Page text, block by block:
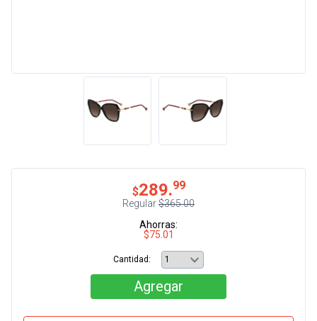
$289.99
Regular$365.00
Ahorras:
$75.01
Cantidad:
Agregar